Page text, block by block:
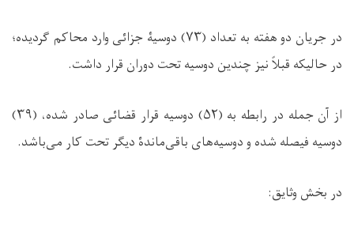
در جریان دو هفته به تعداد (۷۳) دوسیۀ جزائی وارد محاکم گردیده؛
در حالیکه قبلاً نیز چندین دوسیه تحت دوران قرار داشت.
از آن جمله در رابطه به (۵۲) دوسیه قرار قضائی صادر شده، (۳۹)
دوسیه فیصله شده و دوسیه‌های باقی‌ماندۀ دیگر تحت کار می‌باشد.
در بخش وثايق: